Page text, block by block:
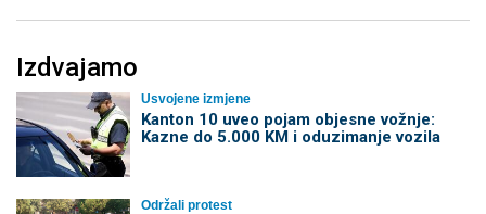
Izdvajamo
Usvojene izmjene
Kanton 10 uveo pojam objesne vožnje:
Kazne do 5.000 KM i oduzimanje vozila
Održali protest